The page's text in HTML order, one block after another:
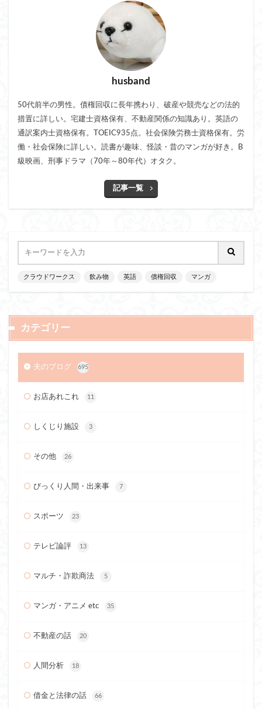
husband
50代前半の男性。債権回収に長年携わり、破産や競売などの法的
措置に詳しい。宅建士資格保有、不動産関係の知識あり。英語の
通訳案内士資格保有。TOEIC935点。社会保険労務士資格保有。労
働・社会保険に詳しい。読書が趣味、怪談・昔のマンガが好き。B
級映画、刑事ドラマ（70年～80年代）オタク。
記事一覧
クラウドワークス 飲み物 英語 債権回収 マンガ
カテゴリー
夫のブログ 695
お店あれこれ 11
しくじり施設 3
その他 26
びっくり人間・出来事 7
スポーツ 23
テレビ論評 13
マルチ・詐欺商法 5
マンガ・アニメ etc 35
不動産の話 20
人間分析 18
借金と法律の話 66